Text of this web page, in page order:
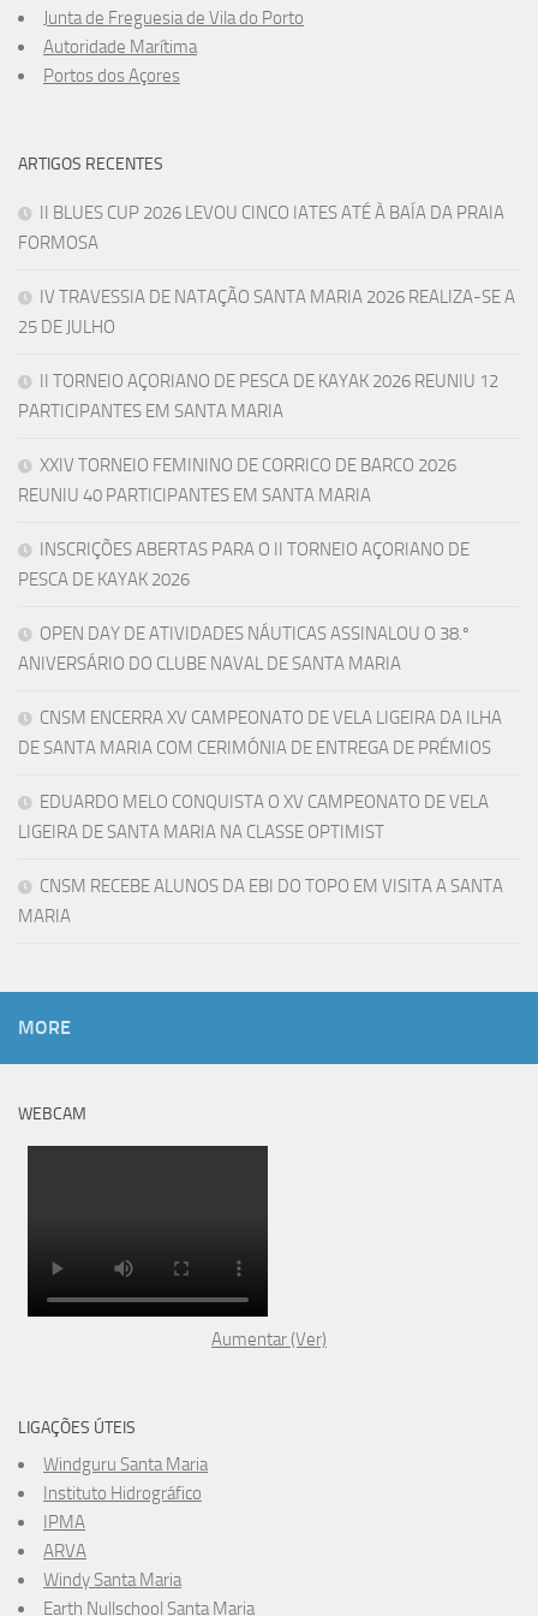
Junta de Freguesia de Vila do Porto
Autoridade Marítima
Portos dos Açores
ARTIGOS RECENTES
II BLUES CUP 2026 LEVOU CINCO IATES ATÉ À BAÍA DA PRAIA
FORMOSA
IV TRAVESSIA DE NATAÇÃO SANTA MARIA 2026 REALIZA-SE A
25 DE JULHO
II TORNEIO AÇORIANO DE PESCA DE KAYAK 2026 REUNIU 12
PARTICIPANTES EM SANTA MARIA
XXIV TORNEIO FEMININO DE CORRICO DE BARCO 2026
REUNIU 40 PARTICIPANTES EM SANTA MARIA
INSCRIÇÕES ABERTAS PARA O II TORNEIO AÇORIANO DE
PESCA DE KAYAK 2026
OPEN DAY DE ATIVIDADES NÁUTICAS ASSINALOU O 38.º
ANIVERSÁRIO DO CLUBE NAVAL DE SANTA MARIA
CNSM ENCERRA XV CAMPEONATO DE VELA LIGEIRA DA ILHA
DE SANTA MARIA COM CERIMÓNIA DE ENTREGA DE PRÉMIOS
EDUARDO MELO CONQUISTA O XV CAMPEONATO DE VELA
LIGEIRA DE SANTA MARIA NA CLASSE OPTIMIST
CNSM RECEBE ALUNOS DA EBI DO TOPO EM VISITA A SANTA
MARIA
MORE
WEBCAM
Aumentar (Ver)
LIGAÇÕES ÚTEIS
Windguru Santa Maria
Instituto Hidrográfico
IPMA
ARVA
Windy Santa Maria
Earth Nullschool Santa Maria